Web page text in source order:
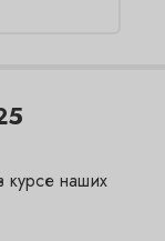
курсе наших